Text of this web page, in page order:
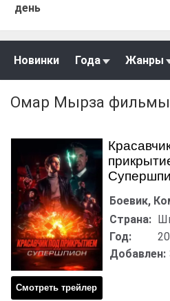
день
Новинки Года Жанры
Омар Мырза фильмы
Смотреть трейлер
Боевик,
Страна:
Год:
Добавлен: